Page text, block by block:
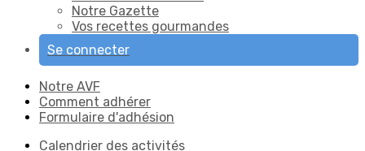
Notre Gazette
Vos recettes gourmandes
Se connecter
Notre AVF
Comment adhérer
Formulaire d'adhésion
Calendrier des activités